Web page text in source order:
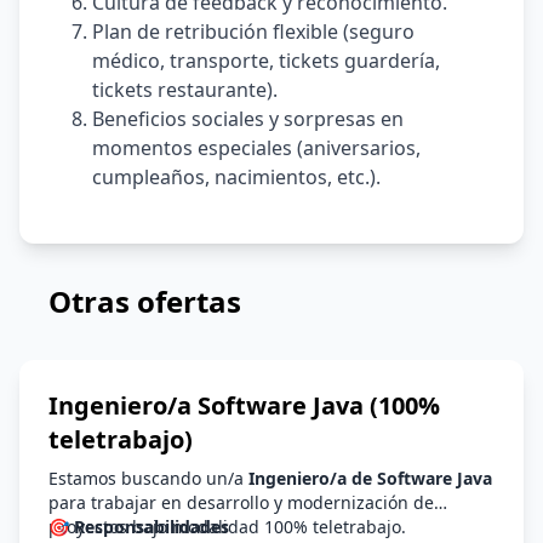
Plan de retribución flexible (seguro
médico, transporte, tickets guardería,
tickets restaurante).
Beneficios sociales y sorpresas en
momentos especiales (aniversarios,
cumpleaños, nacimientos, etc.).
Otras ofertas
Ingeniero/a Software Java (100%
teletrabajo)
Estamos buscando un/a Ingeniero/a de Software Java
para trabajar en desarrollo y modernización de
proyectos bajo modalidad 100% teletrabajo.
🎯 Responsabilidades